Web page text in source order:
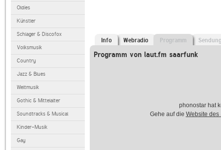
Oldies
Künstler
Schlager & Discofox
Volksmusik
Country
Jazz & Blues
Weltmusik
Gothic & Mittelalter
Soundtracks & Musical
Kinder-Musik
Gay
Info Webradio Programm
Programm von laut.fm saarfunk
phonostar hat
Gehe auf die Website des